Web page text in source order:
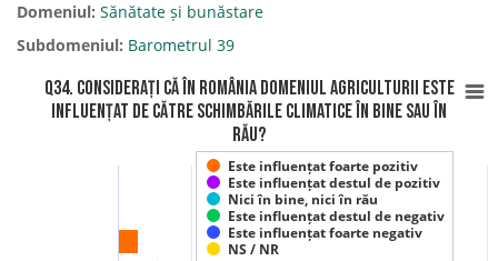
Domeniul: Sănătate și bunăstare
Subdomeniul: Barometrul 39
Q34. Considerați că în România domeniul agriculturii este
influențat de către schimbările climatice în bine sau în
rău?
Este influențat foarte pozitiv
Este influențat destul de pozitiv
Nici în bine, nici în rău
Este influențat destul de negativ
Este influențat foarte negativ
NS / NR